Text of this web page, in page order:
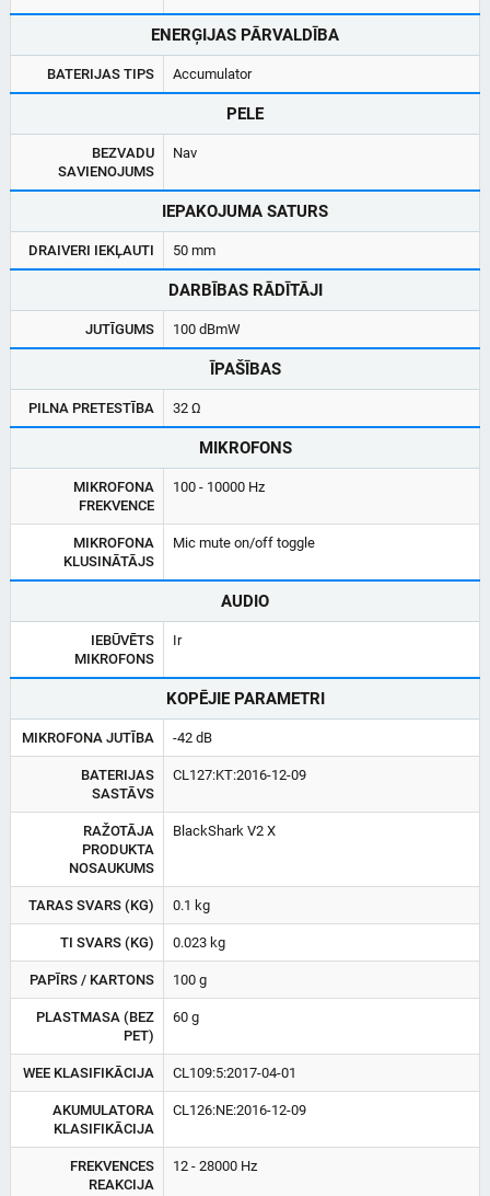
ENERĢIJAS PĀRVALDĪBA
BATERIJAS TIPS Accumulator
PELE
BEZVADU
SAVIENOJUMS
Nav
IEPAKOJUMA SATURS
DRAIVERI IEKĻAUTI 50 mm
DARBĪBAS RĀDĪTĀJI
JUTĪGUMS 100 dBmW
ĪPAŠĪBAS
PILNA PRETESTĪBA 32 Ω
MIKROFONS
MIKROFONA
FREKVENCE
100 - 10000 Hz
MIKROFONA
KLUSINĀTĀJS
Mic mute on/off toggle
AUDIO
IEBŪVĒTS
MIKROFONS
Ir
KOPĒJIE PARAMETRI
MIKROFONA JUTĪBA -42 dB
BATERIJAS
SASTĀVS
CL127:KT:2016-12-09
RAŽOTĀJA
PRODUKTA
NOSAUKUMS
BlackShark V2 X
TARAS SVARS (KG) 0.1 kg
TI SVARS (KG) 0.023 kg
PAPĪRS / KARTONS 100 g
PLASTMASA (BEZ
PET)
60 g
WEE KLASIFIKĀCIJA CL109:5:2017-04-01
AKUMULATORA
KLASIFIKĀCIJA
CL126:NE:2016-12-09
FREKVENCES
REAKCIJA
12 - 28000 Hz